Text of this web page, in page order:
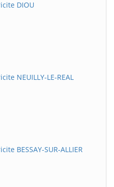
DIOU
NEUILLY-LE-REAL
BESSAY-SUR-ALLIER